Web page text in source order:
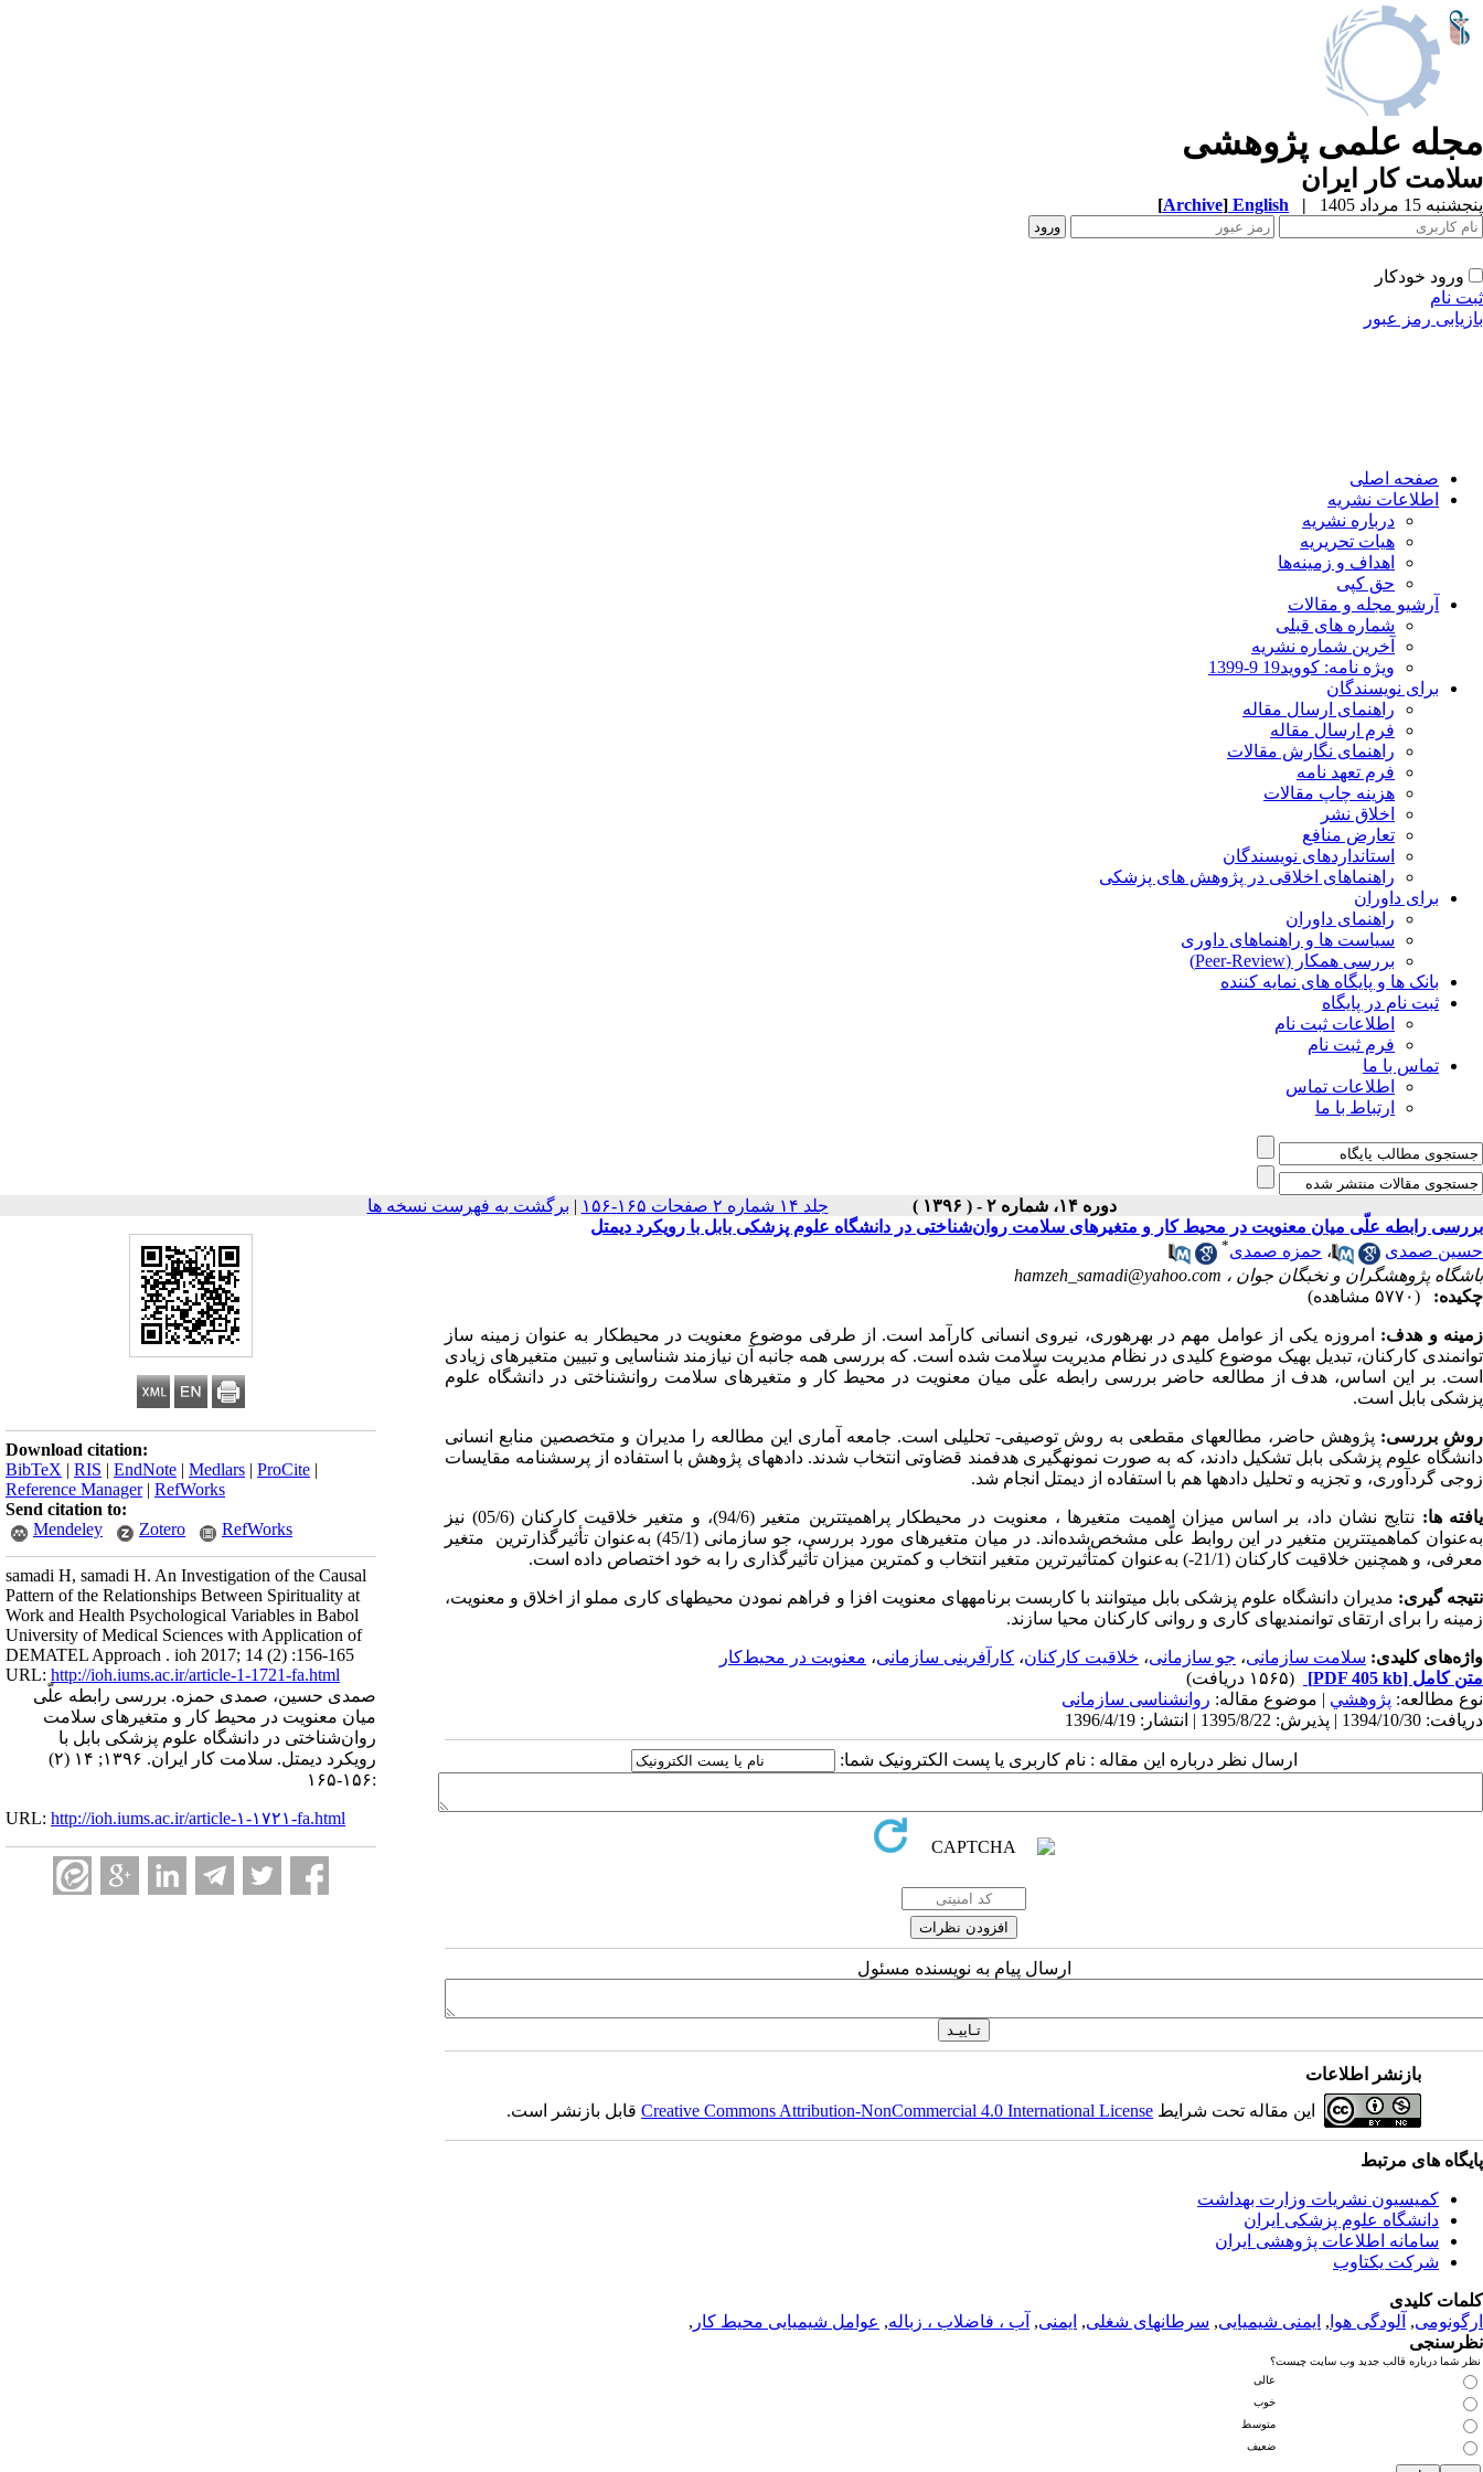
مجله علمی پژوهشی
سلامت کار ایران
پنجشنبه 15 مرداد 1405 |
English
[Archive]
ورود خودکار
ثبت نام
بازیابی رمز عبور
صفحه اصلی
اطلاعات نشریه
درباره نشریه
هیات تحریریه
اهداف و زمینه‌ها
حق کپی
آرشیو مجله و مقالات
شماره های قبلی
آخرین شماره نشریه
ویژه نامه: کووید19 9-1399
برای نویسندگان
راهنمای ارسال مقاله
فرم ارسال مقاله
راهنمای نگارش مقالات
فرم تعهد نامه
هزینه چاپ مقالات
اخلاق نشر
تعارض منافع
استانداردهای نویسندگان
راهنماهای اخلاقی در پژوهش های پزشکی
برای داوران
راهنمای داوران
سیاست ها و راهنماهای داوری
بررسی همکار (Peer-Review)
بانک ها و پایگاه های نمایه کننده
ثبت نام در پایگاه
اطلاعات ثبت نام
فرم ثبت نام
تماس با ما
اطلاعات تماس
ارتباط با ما
دوره ۱۴، شماره ۲ - ( ۱۳۹۶ ) جلد ۱۴ شماره ۲ صفحات ۱۶۵-۱۵۶ | برگشت به فهرست نسخه ها
Download citation:
BibTeX | RIS | EndNote | Medlars | ProCite |
Reference Manager| RefWorks
Send citation to:
Mendeley
Zotero RefWorks
samadi H, samadi H. An Investigation of the Causal
Pattern of the Relationships Between Spirituality at
Work and Health Psychological Variables in Babol
University of Medical Sciences with Application of
DEMATEL Approach . ioh 2017; 14 (2) :156-165
URL: http://ioh.iums.ac.ir/article-1-1721-fa.html
صمدی حسین، صمدی حمزه. بررسی رابطه علّی
میان معنویت در محیط کار و متغیرهای سلامت
روان‌شناختی در دانشگاه علوم پزشکی بابل با
رویکرد دیمتل. سلامت كار ايران. ۱۳۹۶; ۱۴ (۲)
:۱۵۶-۱۶۵
URL: http://ioh.iums.ac.ir/article-۱-۱۷۲۱-fa.html
بررسی رابطه علّی میان معنویت در محیط کار و متغیرهای سلامت روان‌شناختی در دانشگاه علوم پزشکی بابل با رویکرد دیمتل
حسین صمدی
، حمزه صمدی*
باشگاه پژوهشگران و نخبگان جوان ، hamzeh_samadi@yahoo.com
چکیده:
(۵۷۷۰ مشاهده)
زمینه و هدف: امروزه یکی از عوامل مهم در بهره­وری، نیروی انسانی کارآمد است. از طرفی موضوع معنویت در محیط­کار به عنوان زمینه ساز
توانمندی کارکنان، تبدیل به­یک موضوع کلیدی در نظام مدیریت سلامت شده است. که بررسی همه جانبه آن نیازمند شناسایی و تبیین متغیرهای زیادی
است. بر این اساس، هدف از مطالعه حاضر بررسی رابطه علّی میان معنویت در محیط کار و متغیرهای سلامت روان­شناختی در دانشگاه علوم
پزشکی بابل است.
روش بررسی: پژوهش حاضر، مطالعه­ای مقطعی به روش توصیفی- تحلیلی است. جامعه آماری این مطالعه را مدیران و متخصصین منابع انسانی
دانشگاه علوم پزشکی بابل تشکیل دادند، که به صورت نمونه­گیری هدفمند قضاوتی انتخاب شدند. داده­های پژوهش با استفاده از پرسشنامه مقایسات
زوجی گردآوری، و تجزیه و تحلیل داده­ها هم با استفاده از دیمتل انجام شد.
یافته ها:
نتایج نشان داد، بر اساس میزان اهمیت متغیرها ، معنویت در محیط­کار پراهمیت­ترین متغیر (94/6)، و متغیر خلاقیت کارکنان (05/6) نیز
به‌عنوان کم­اهمیت­ترین متغیر در این روابط علّی مشخص‌شده‌اند. در میان متغیرهای مورد بررسی، جو سازمانی (45/1) به‌عنوان تأثیرگذارترین متغیر
معرفی، و هم­­چنین خلاقیت کارکنان (21/1-) به‌عنوان کم­تأثیرترین متغیر انتخاب و کم­ترین میزان تأثیرگذاری را به خود اختصاص داده است.
نتیجه­ گیری: مدیران دانشگاه علوم پزشکی بابل می­توانند با کاربست برنامه­های معنویت افزا و فراهم نمودن محیط­های کاری مملو از اخلاق و معنویت،
زمینه را برای ارتقای توانمندی­های کاری و روانی کارکنان محیا سازند.
واژه‌های کلیدی: سلامت سازمانی، جو سازمانی، خلاقیت کارکنان، کارآفرینی سازمانی، معنویت در محیط‌کار
متن کامل [PDF 405 kb]
(۱۵۶۵ دریافت)
نوع مطالعه: پژوهشي | موضوع مقاله: روانشناسی سازمانی
دریافت: 1394/10/30 | پذیرش: 1395/8/22 | انتشار: 1396/4/19
ارسال نظر درباره این مقاله : نام کاربری یا پست الکترونیک شما:
ارسال پیام به نویسنده مسئول
بازنشر اطلاعات
این مقاله تحت شرایط Creative Commons Attribution-NonCommercial 4.0 International Licenseقابل بازنشر است.
پایگاه های مرتبط
کمیسیون نشریات وزارت بهداشت
دانشگاه علوم پزشکی ایران
سامانه اطلاعات پژوهشی ایران
شرکت یکتاوب
کلمات کلیدی
ارگونومی, آلودگی هوا , ایمنی شیمیایی, سرطانهای شغلی, ایمنی, آب ، فاضلاب ، زباله, عوامل شیمیایی محیط کار ,
نظرسنجی
نظر شما درباره قالب جدید وب سایت چیست؟
عالی
خوب
متوسط
ضعیف